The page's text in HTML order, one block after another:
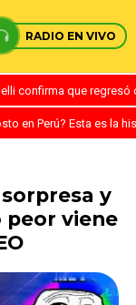
RADIO EN VIVO
confirma que
en Perú? Esta es la
y
peor viene